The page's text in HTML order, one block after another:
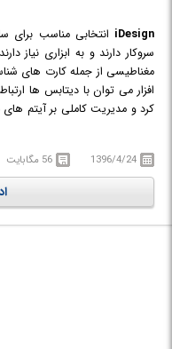
iDesign انتخابی مناسب برای
سروکار دارند و به ابزاری نیاز
مغناطیسی از جمله کارت های
افزار می توان با دیتابس ها
کرد و مدیریت کاملی بر آیتم
می دهد تا به تولید کارت های
1396/4/24 56 مگابایت